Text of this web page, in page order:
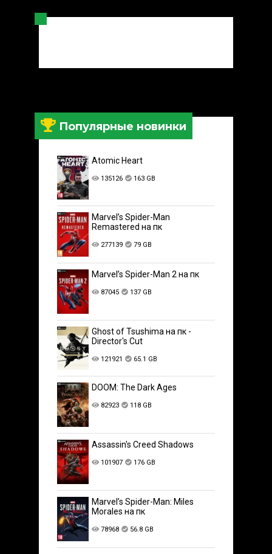
Популярные новинки
Atomic Heart
135126 163 GB
Marvel’s Spider-Man
Remastered на пк
277139 79 GB
Marvel’s Spider-Man 2 на пк
87045 137 GB
Ghost of Tsushima на пк -
Director's Cut
121921 65.1 GB
DOOM: The Dark Ages
82923 118 GB
Assassin's Creed Shadows
101907 176 GB
Marvel’s Spider-Man: Miles
Morales на пк
78968 56.8 GB